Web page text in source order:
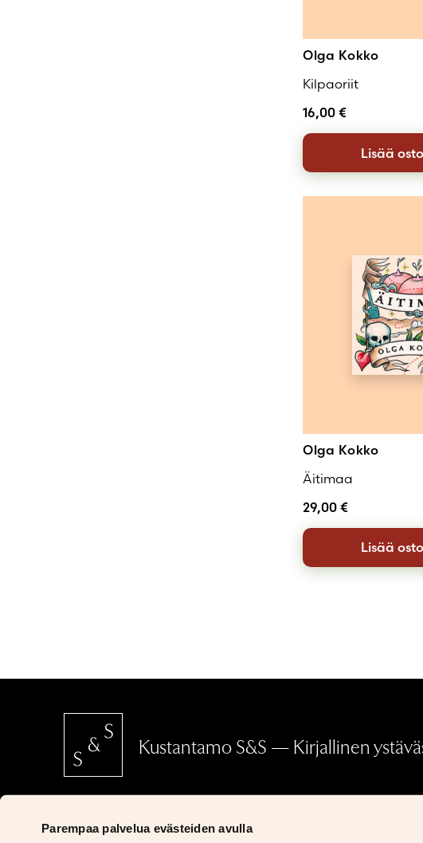
Parempaa palvelua evästeiden avulla
Olga Kokko
Kilpaoriit
16,00€
Lisää
Olga Kokko
Äitimaa
29,00€
Lisää
Kustantamo S&S — Kirjallinen
Ritarikatu 5